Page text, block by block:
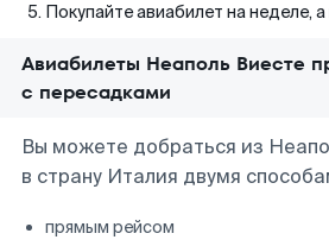
Покупайте авиабилет на неделе,
Авиабилеты Неаполь Виесте
с пересадками
Вы можете добраться из
в страну Италия двумя
прямым рейсом